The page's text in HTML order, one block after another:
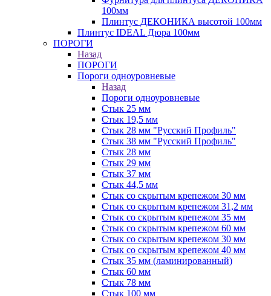
100мм
Плинтус ДЕКОНИКА высотой 100мм
Плинтус IDEAL Дюра 100мм
ПОРОГИ
Назад
ПОРОГИ
Пороги одноуровневые
Назад
Пороги одноуровневые
Стык 25 мм
Стык 19,5 мм
Стык 28 мм "Русский Профиль"
Стык 38 мм "Русский Профиль"
Стык 28 мм
Стык 29 мм
Стык 37 мм
Стык 44,5 мм
Стык со скрытым крепежом 30 мм
Стык со скрытым крепежом 31,2 мм
Стык со скрытым крепежом 35 мм
Стык со скрытым крепежом 60 мм
Стык со скрытым крепежом 30 мм
Стык со скрытым крепежом 40 мм
Стык 35 мм (ламинированный)
Стык 60 мм
Стык 78 мм
Стык 100 мм